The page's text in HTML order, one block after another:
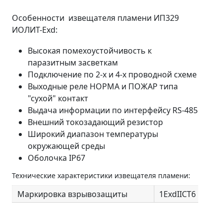
Особенности извещателя пламени ИП329
ИОЛИТ-Ехd:
Высокая помехоустойчивость к
паразитным засветкам
Подключение по 2-х и 4-х проводной схеме
Выходные реле НОРМА и ПОЖАР типа
"сухой" контакт
Выдача информации по интерфейсу RS-485
Внешний токозадающий резистор
Широкий диапазон температуры
окружающей среды
Оболочка IP67
Технические характеристики извещателя пламени:
Маркировка взрывозащиты
1ExdIIСT6